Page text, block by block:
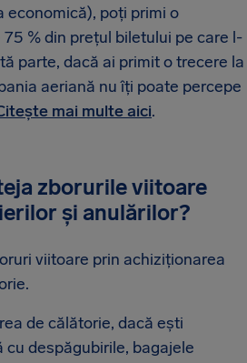
economică), poți primi o
% din prețul biletului pe care l-
parte, dacă ai primit o trecere la
aeriană nu îți poate percepe
mai multe aici.
zborurile viitoare
și anulărilor?
viitoare prin achiziționarea
de călătorie, dacă ești
despăgubirile, bagajele